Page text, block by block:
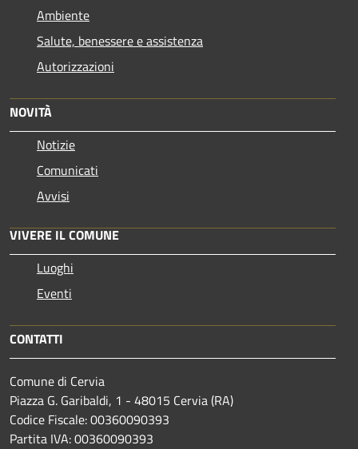
Ambiente
Salute, benessere e assistenza
Autorizzazioni
NOVITÀ
Notizie
Comunicati
Avvisi
VIVERE IL COMUNE
Luoghi
Eventi
CONTATTI
Comune di Cervia
Piazza G. Garibaldi, 1 - 48015 Cervia (RA)
Codice Fiscale: 00360090393
Partita IVA: 00360090393